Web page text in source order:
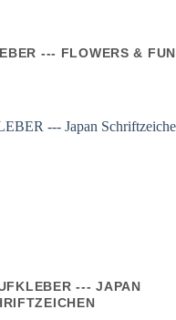
--- FLOWERS & FUN
--- JAPAN